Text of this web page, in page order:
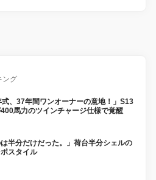
ング
式、37年間ワンオーナーの意地！」S13
馬力のツインチャージ仕様で覚醒
は半分だけだった。」荷台半分シェルの
スタイル